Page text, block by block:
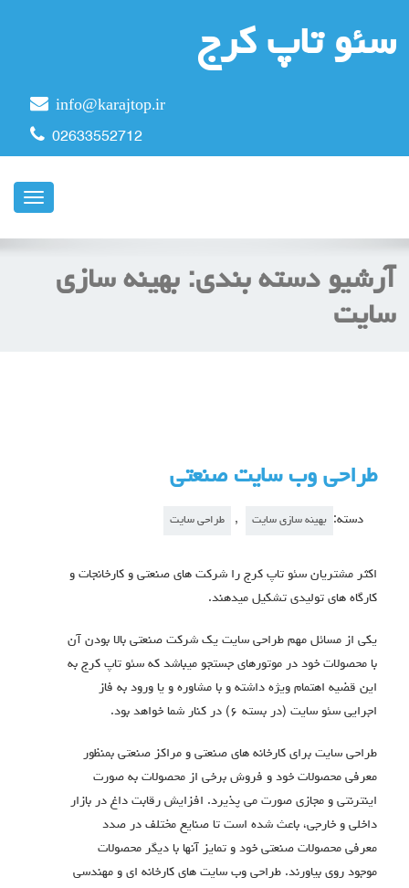
سئو تاپ کرج
info@karajtop.ir
02633552712
ناوبری
آرشیو دسته بندی:بهینه سازی
سایت
طراحی وب سایت صنعتی
دسته: بهینه سازی سایت , طراحی سایت
اکثر مشتریان سئو تاپ کرج را شرکت های صنعتی و کارخانجات و
کارگاه های تولیدی تشکیل میدهند.
یکی از مسائل مهم طراحی سایت یک شرکت صنعتی بالا بودن آن
با محصولات خود در موتورهای جستجو میباشد که سئو تاپ کرج به
این قضیه اهتمام ویژه داشته و با مشاوره و یا ورود به فاز
اجرایی سئو سایت (در بسته ۶) در کنار شما خواهد بود.
طراحي سايت براي كارخانه های صنعتی و مراكز صنعتي بمنظور
معرفي محصولات خود و فروش برخي از محصولات به صورت
اينترنتي و مجازی صورت می پذیرد. افزايش رقابت داغ در بازار
داخلي و خارجي، باعث شده است تا صنايع مختلف در صدد
معرفي محصولات صنعتي خود و تمايز آنها با ديگر محصولات
موجود روی بیاورند. طراحی وب سایت های کارخانه ای و مهندسی